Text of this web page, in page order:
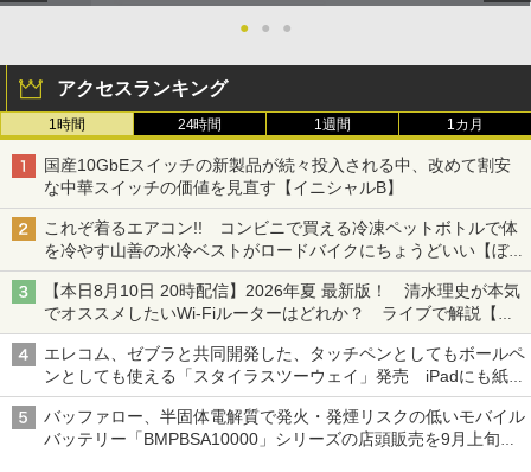
● ● ●
アクセスランキング
1時間 24時間 1週間 1カ月
国産10GbEスイッチの新製品が続々投入される中、改めて割安
な中華スイッチの価値を見直す【イニシャルB】
これぞ着るエアコン!! コンビニで買える冷凍ペットボトルで体
を冷やす山善の水冷ベストがロードバイクにちょうどいい【ぼっ
ち・ざ・ろーど！その14】【空いた時間でなにしてる？】
【本日8月10日 20時配信】2026年夏 最新版！ 清水理史が本気
でオススメしたいWi-Fiルーターはどれか？ ライブで解説【清
水理史の「イニシャルB」チャンネル】
エレコム、ゼブラと共同開発した、タッチペンとしてもボールペ
ンとしても使える「スタイラスツーウェイ」発売 iPadにも紙に
も、持ち替えずに書き込める
バッファロー、半固体電解質で発火・発煙リスクの低いモバイル
バッテリー「BMPBSA10000」シリーズの店頭販売を9月上旬に